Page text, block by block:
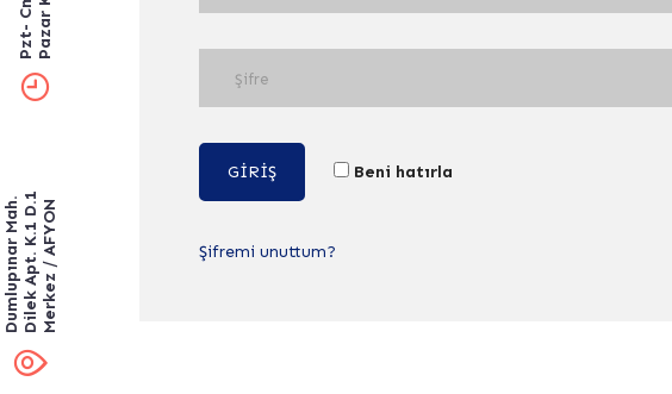
Dumlupınar Mah.Dilek Apt. K.1 D.1Merkez / AFYON
GIRIŞ Beni hatırla
Şifremi unuttum?